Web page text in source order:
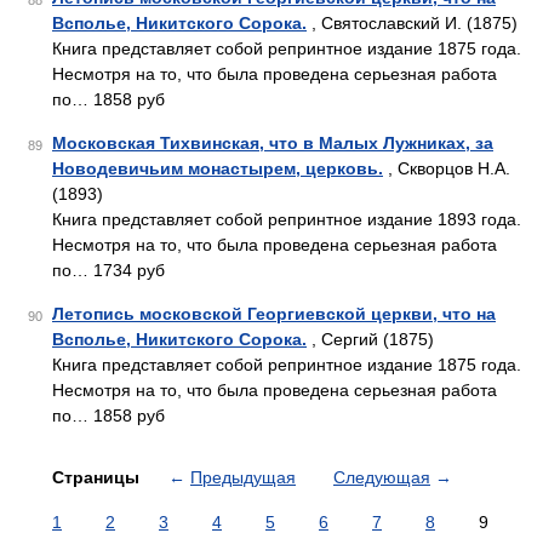
Всполье, Никитского Сорока. , Святославский И. (1875)
Книга представляет собой репринтное издание 1875 года.
Несмотря на то, что была проведена серьезная работа
по… 1858 руб
89
Московская Тихвинская, что в Малых Лужниках, за
Новодевичьим монастырем, церковь. , Скворцов Н.А.
(1893)
Книга представляет собой репринтное издание 1893 года.
Несмотря на то, что была проведена серьезная работа
по… 1734 руб
90
Летопись московской Георгиевской церкви, что на
Всполье, Никитского Сорока. , Сергий (1875)
Книга представляет собой репринтное издание 1875 года.
Несмотря на то, что была проведена серьезная работа
по… 1858 руб
Страницы ← Предыдущая Следующая →
1 2 3 4 5 6 7 8
9